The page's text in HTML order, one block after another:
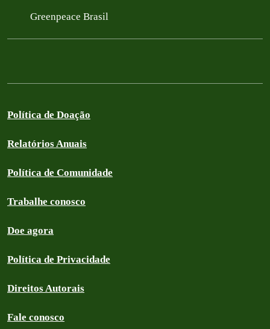
Greenpeace Brasil
Política de Doação
Relatórios Anuais
Política de Comunidade
Trabalhe conosco
Doe agora
Política de Privacidade
Direitos Autorais
Fale conosco